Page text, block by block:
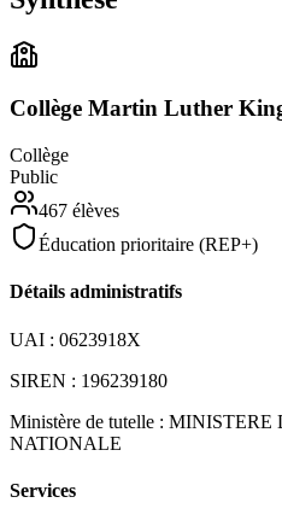
Collège Martin Luther
Collège
Public
467 élèves
Éducation prioritaire (REP+)
Détails administratifs
UAI : 0623918X
SIREN : 196239180
Ministère de tutelle : MINISTERE
NATIONALE
Services